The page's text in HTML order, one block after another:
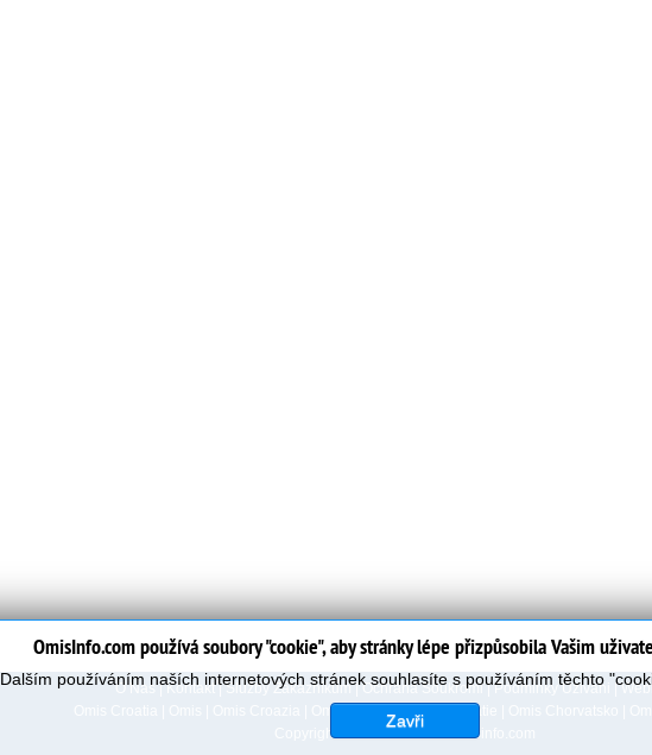
OmisInfo.com používá soubory "cookie", aby stránky lépe přizpůsobila Vašim
Dalším používáním naších internetových stránek souhlasíte s používáním těchto
Zavři
O Nas|Kontakt|Služby Zákazníkům|Ochrana Soukromi|Podminky Uzivani |
Omis Kroatien|Omis Croatie
Copyright 2006-2023www.omisinfo.com